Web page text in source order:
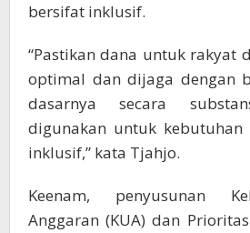
bersifat inklusif.
“Pastikan dana untuk rakyat
optimal dan dijaga dengan
dasarnya secara
digunakan untuk kebutuhan
inklusif,” kata Tjahjo.
Keenam, penyusunan
Anggaran (KUA) dan